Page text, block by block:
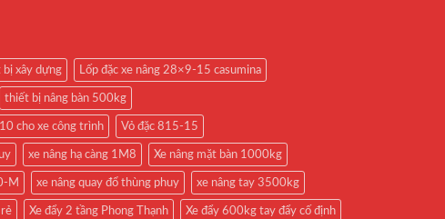
xây dựng Lốp đặc xe nâng 28×9-15 casumina
thiết bị nâng bàn 500kg
cho xe công trình Vỏ đặc 815-15
xe nâng hạ càng 1M8 Xe nâng mặt bàn 1000kg
M xe nâng quay đổ thùng phuy xe nâng tay 3500kg
rẻ Xe đẩy 2 tầng Phong Thạnh Xe đẩy 600kg tay đẩy cố định